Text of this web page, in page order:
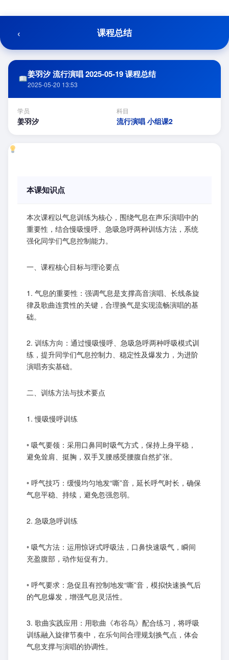
至
容
‹ 课程总结
姜羽汐 流行演唱 2025-05-19 课程总结
2025-05-20 13:53
学员
姜羽汐
科目
流行演唱 小组课2
本课知识点
本次课程以气息训练为核心，围绕气息在声乐演唱中的
重要性，结合慢吸慢呼、急吸急呼两种训练方法，系统
强化同学们气息控制能力。
一、课程核心目标与理论要点
1. 气息的重要性：强调气息是支撑高音演唱、长线条旋
律及歌曲连贯性的关键，合理换气是实现流畅演唱的基
础。
2. 训练方向：通过慢吸慢呼、急吸急呼两种呼吸模式训
练，提升同学们气息控制力、稳定性及爆发力，为进阶
演唱夯实基础。
二、训练方法与技术要点
1. 慢吸慢呼训练
◦ 吸气要领：采用口鼻同时吸气方式，保持上身平稳，
避免耸肩、挺胸，双手叉腰感受腰腹自然扩张。
◦ 呼气技巧：缓慢均匀地发“嘶”音，延长呼气时长，确保
气息平稳、持续，避免忽强忽弱。
2. 急吸急呼训练
◦ 吸气方法：运用惊讶式呼吸法，口鼻快速吸气，瞬间
充盈腹部，动作短促有力。
◦ 呼气要求：急促且有控制地发“嘶”音，模拟快速换气后
的气息爆发，增强气息灵活性。
3. 歌曲实践应用：用歌曲《布谷鸟》配合练习，将呼吸
训练融入旋律节奏中，在乐句间合理规划换气点，体会
气息支撑与演唱的协调性。